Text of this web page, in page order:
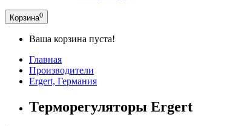
Корзина0
Ваша корзина пуста!
Главная
Производители
Ergert, Германия
Терморегуляторы Ergert